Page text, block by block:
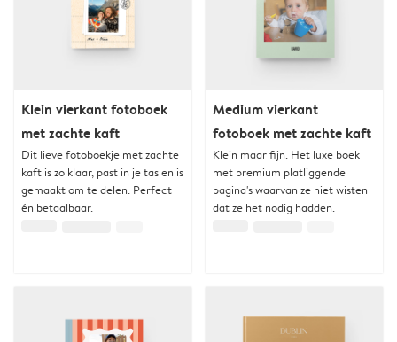
Klein vierkant fotoboek
met zachte kaft
Dit lieve fotoboekje met zachte
kaft is zo klaar, past in je tas en is
gemaakt om te delen. Perfect
én betaalbaar.
Medium vierkant
fotoboek met zachte kaft
Klein maar fijn. Het luxe boek
met premium platliggende
pagina's waarvan ze niet wisten
dat ze het nodig hadden.